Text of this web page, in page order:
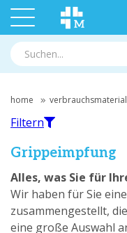
home verbrauchsmaterial
Filtern
Filtern
Grippeimpfung
Alles, was Sie für
Wir haben für Sie
zusammengestellt,
eine große Auswahl